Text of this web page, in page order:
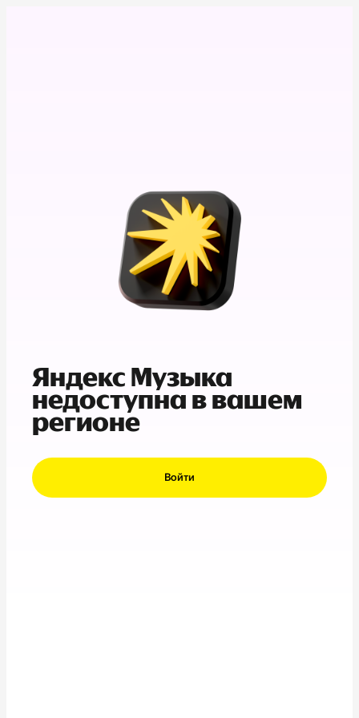
Яндекс Музыка
недоступна в вашем
регионе
Войти